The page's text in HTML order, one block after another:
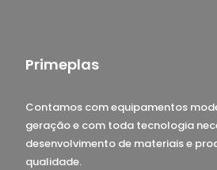
Primeplas
Contamos com equipamentos
geração e com toda tecnologia
desenvolvimento de materiais e
qualidade.